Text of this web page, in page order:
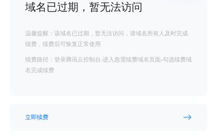
域名已过期，暂无法访问
温馨提醒：该域名已过期，暂无法访问，请域名所有人及时完成
续费，续费后可恢复正常使用
续费路径：登录腾讯云控制台-进入急需续费域名页面-勾选续费域
名完成续费
立即续费